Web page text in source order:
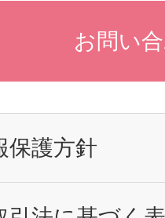
お問い
保護方針